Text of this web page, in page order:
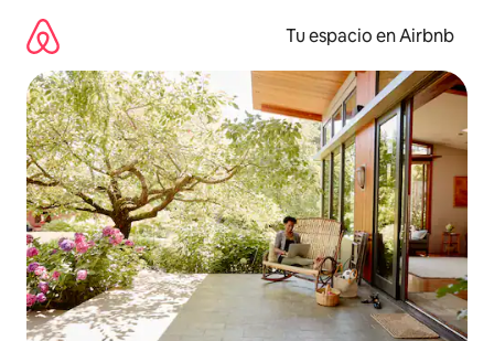
contenido
Tu espacio en Airbnb